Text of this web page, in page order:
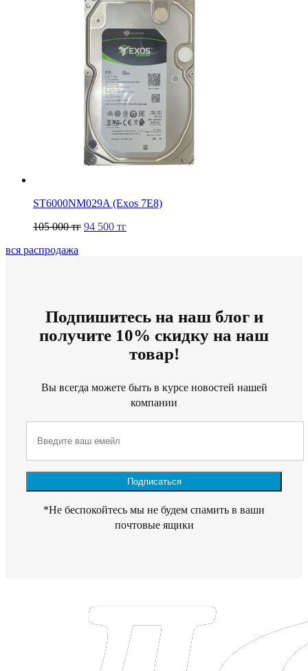
ST6000NM029A (Exos 7E8)
105 000тг 94 500 тг
вся распродажа
Подпишитесь на наш блог и
получите 10% скидку на наш
товар!
Вы всегда можете быть в курсе новостей нашей
компании
*Не беспокойтесь мы не будем спамить в ваши
почтовые ящики